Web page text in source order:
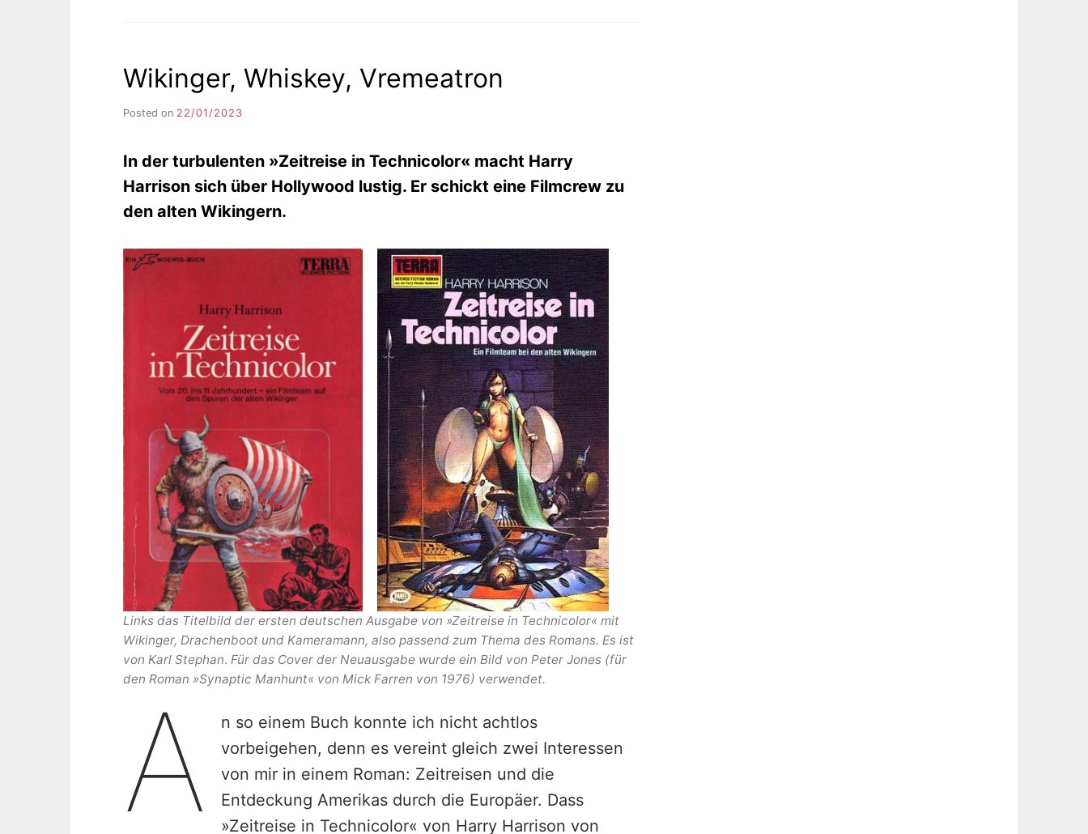
Wikinger, Whiskey, Vremeatron
Posted on 22/01/2023
I
S
L
In der turbulenten »Zeitreise in Technicolor« macht Harry
Harrison sich über Hollywood lustig. Er schickt eine Filmcrew zu
den alten Wikingern.
Links das Titelbild der ersten deutschen Ausgabe von »Zeitreise in Technicolor« mit
Wikinger, Drachenboot und Kameramann, also passend zum Thema des Romans. Es ist
von Karl Stephan. Für das Cover der Neuausgabe wurde ein Bild von Peter Jones (für
den Roman »Synaptic Manhunt« von Mick Farren von 1976) verwendet.
A
n so einem Buch konnte ich nicht achtlos
vorbeigehen, denn es vereint gleich zwei Interessen
von mir in einem Roman: Zeitreisen und die
Entdeckung Amerikas durch die Europäer. Dass
»Zeitreise in Technicolor« von Harry Harrison von